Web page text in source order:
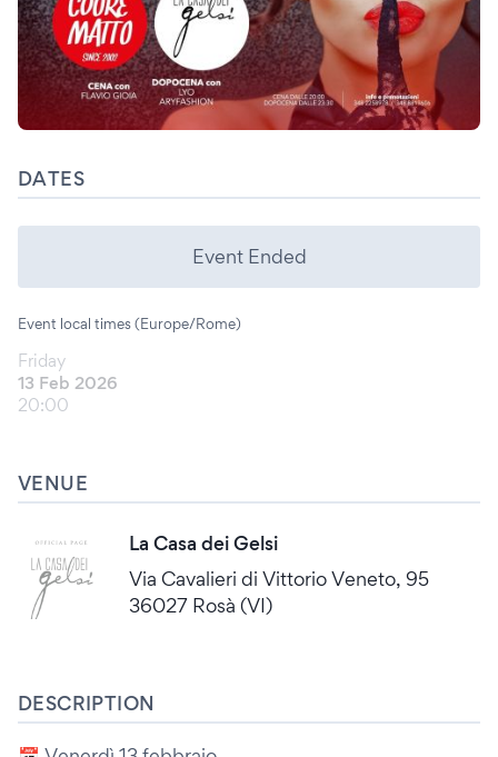
DATES
Event Ended
Event local times (Europe/Rome)
Friday
13 Feb 2026
20:00
VENUE
La Casa dei Gelsi
Via Cavalieri di Vittorio Veneto, 95
36027 Rosà (VI)
DESCRIPTION